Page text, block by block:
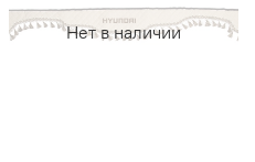
Нет в наличии